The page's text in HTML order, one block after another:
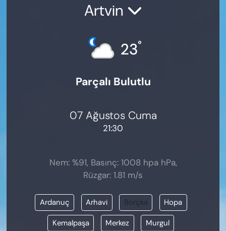
Artvin
23°
Parçalı Bulutlu
07 Ağustos Cuma
21:30
Nem: %91, Basınç: 1008 hpa hPa,
Rüzgar: 1.81 m/s
Ardanuç Arhavi Borçka Hopa
Kemalpaşa Merkez Murgul
ÖZEL HABER
SİYASET